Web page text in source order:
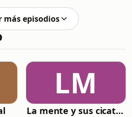
temores y de cómo
llegar a paralizarnos o a
decisiones. Únete
esta conversación en
más episodios
LM
La mente y sus cicatrices